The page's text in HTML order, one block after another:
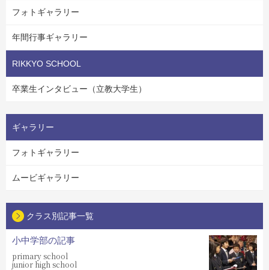
フォトギャラリー
年間行事ギャラリー
RIKKYO SCHOOL
卒業生インタビュー（立教大学生）
ギャラリー
フォトギャラリー
ムービギャラリー
クラス別記事一覧
小中学部の記事
primary school
junior high school